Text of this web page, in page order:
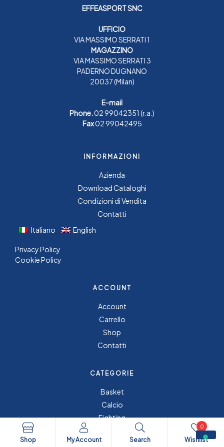
EFFEASPORT SNC
UFFICIO
VIA MASSIMO SERRATI 1
MAGAZZINO
VIA MASSIMO SERRATI 3
PADERNO DUGNANO
20037 (Milan)
E-mail
Phone.02 99042351 (r.a.)
Fax02 99042495
INFORMAZIONI
Azienda
Download Cataloghi
Condizioni di Vendita
Contatti
Italiano
English
Privacy Policy
Cookie Policy
ACCOUNT
Account
Carrello
Shop
Contatti
CATEGORIE
Basket
Calcio
Fighting
Tempo Libero
Shop My Account Search Wishlist
0